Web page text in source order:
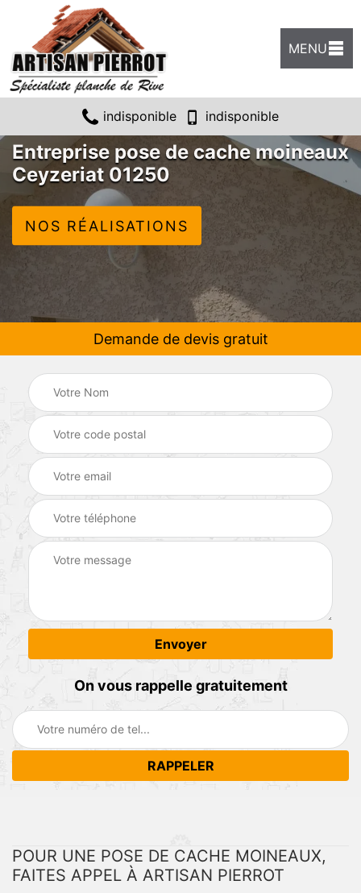
MENU
indisponible indisponible
Entreprise pose de cache moineaux
Ceyzeriat 01250
NOS RÉALISATIONS
Demande de devis gratuit
On vous rappelle gratuitement
POUR UNE POSE DE CACHE MOINEAUX,
FAITES APPEL À ARTISAN PIERROT